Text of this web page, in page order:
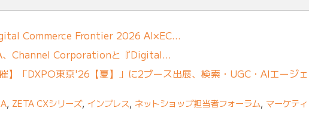
Commerce Frontier 2026 AI×EC…
、Channel Corporationと『Digital…
】「DXPO東京'26【夏】」に2ブース出展、検索・UGC・AIエージ
, ZETA CXシリーズ, インプレス, ネットショップ担当者フォーラム, マーケテ